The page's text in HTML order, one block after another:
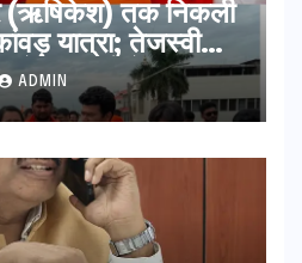
(ऋषिकेश) तक निकली
यात्रा; तेजस्वी
के कल्याण
ADMIN